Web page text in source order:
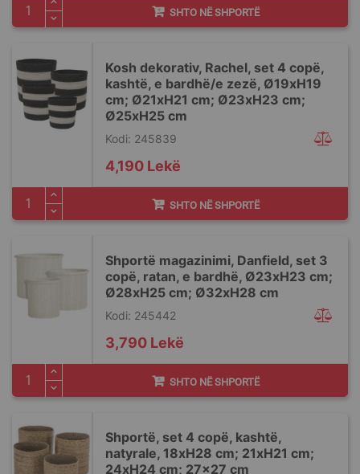
SHTO NË SHPORTË
Kosh dekorativ, Rachel, set 4 copë,
kashtë, e bardhë/e zezë, Ø19xH19
cm; Ø21xH21 cm; Ø23xH23 cm;
Ø25xH25 cm
Kodi: 245839
4,190 Lekë
SHTO NË SHPORTË
Shportë magazinimi, Danfield, set 3
copë, ratan, e bardhë, Ø23xH23 cm;
Ø28xH25 cm; Ø32xH28 cm
Kodi: 245442
3,790 Lekë
SHTO NË SHPORTË
Shportë, set 4 copë, kashtë,
natyrale, 18xH28 cm; 21xH21 cm;
24xH24 cm; 27x27 cm